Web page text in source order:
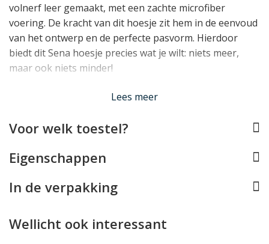
volnerf leer gemaakt, met een zachte microfiber
voering. De kracht van dit hoesje zit hem in de eenvoud
van het ontwerp en de perfecte pasvorm. Hierdoor
biedt dit Sena hoesje precies wat je wilt: niets meer,
maar ook niets minder!
voor het eerst om uw iPhone 13 Mini doet, zal deze
niet prettig werkt. Dit is echter een tijdelijk noodzakelijk
worden, marginaal oprekken en zo de perfecte
voorkomen dat na het oprekken van het leer een té
ruime pasvorm zou ontstaan waar uw toestel
Lees meer
Voor welk toestel?
Eigenschappen
In de verpakking
Wellicht ook interessant